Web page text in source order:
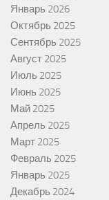
Январь 2026
Октябрь 2025
Сентябрь 2025
Август 2025
Июль 2025
Июнь 2025
Май 2025
Апрель 2025
Март 2025
Февраль 2025
Январь 2025
Декабрь 2024